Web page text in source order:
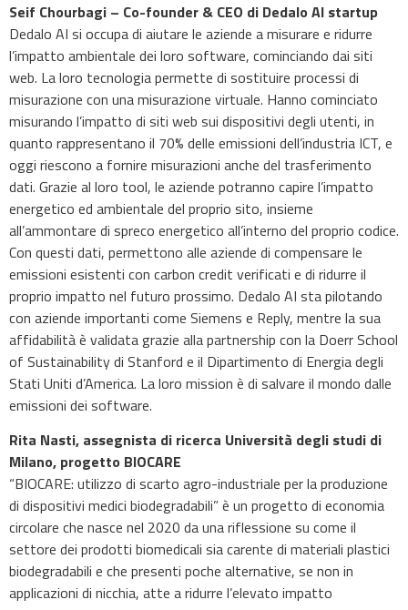
Seif Chourbagi – Co-founder & CEO di Dedalo AI startup
Dedalo AI si occupa di aiutare le aziende a misurare e ridurre
l’impatto ambientale dei loro software, cominciando dai siti
web. La loro tecnologia permette di sostituire processi di
misurazione con una misurazione virtuale. Hanno cominciato
misurando l’impatto di siti web sui dispositivi degli utenti, in
quanto rappresentano il 70% delle emissioni dell’industria ICT, e
oggi riescono a fornire misurazioni anche del trasferimento
dati. Grazie al loro tool, le aziende potranno capire l’impatto
energetico ed ambientale del proprio sito, insieme
all’ammontare di spreco energetico all’interno del proprio codice.
Con questi dati, permettono alle aziende di compensare le
emissioni esistenti con carbon credit verificati e di ridurre il
proprio impatto nel futuro prossimo. Dedalo AI sta pilotando
con aziende importanti come Siemens e Reply, mentre la sua
affidabilità è validata grazie alla partnership con la Doerr School
of Sustainability di Stanford e il Dipartimento di Energia degli
Stati Uniti d’America. La loro mission è di salvare il mondo dalle
emissioni dei software.
Rita Nasti, assegnista di ricerca Università degli studi di
Milano, progetto BIOCARE
“BIOCARE: utilizzo di scarto agro-industriale per la produzione
di dispositivi medici biodegradabili” è un progetto di economia
circolare che nasce nel 2020 da una riflessione su come il
settore dei prodotti biomedicali sia carente di materiali plastici
biodegradabili e che presenti poche alternative, se non in
applicazioni di nicchia, atte a ridurre l’elevato impatto